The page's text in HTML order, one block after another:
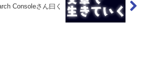
Consoleさん曰く